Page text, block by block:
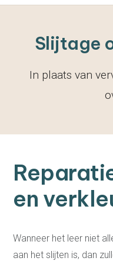
Slijtage
In plaats van
en
Wanneer het leer niet
aan het slijten is, dan